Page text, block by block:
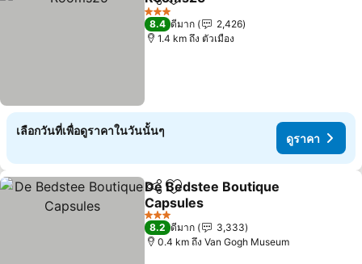
แชร์ เพิ่มในรายการโปรด
3 ดาว
8.4 ดีมาก
2,426
1.4 km ถึง ตัวเมือง
เลือกวันที่เพื่อดูราคาในวันนั้นๆ
ดูราคา
แชร์ เพิ่มในรายการโปรด
De Bedstee Boutique
Capsules
3 ดาว
8.2 ดีมาก
3,333
0.4 km ถึง Van Gogh Museum